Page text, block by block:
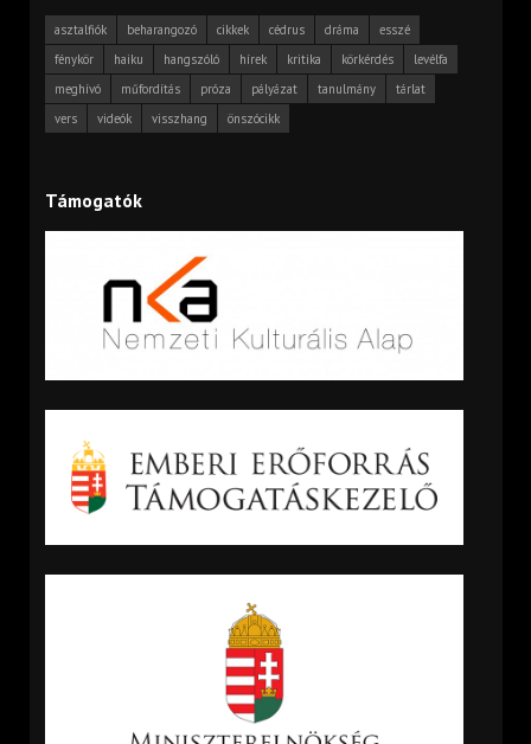
asztalfiók beharangozó cikkek cédrus dráma
esszé
fénykör
haiku hangszóló hírek kritika körkérdés
levélfa
meghívó
műfordítás próza pályázat tanulmány
tárlat
vers
videók visszhang önszócikk
Támogatók